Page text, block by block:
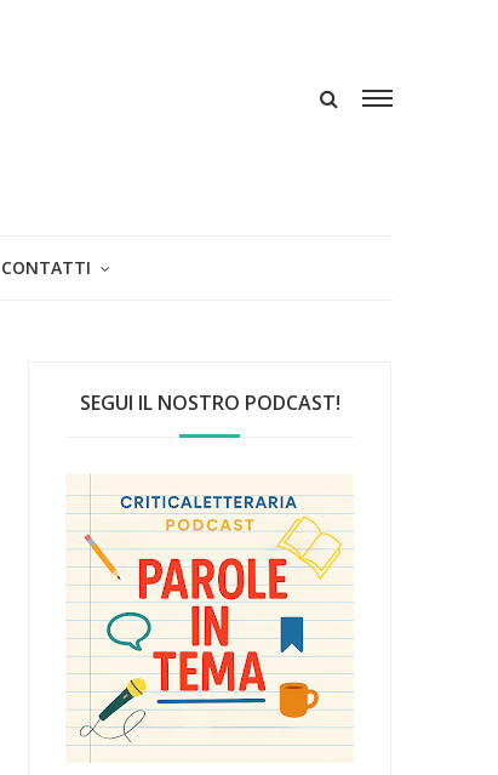
CONTATTI
SEGUI IL NOSTRO PODCAST!